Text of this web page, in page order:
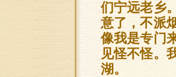
们宁远老乡
意了，不派
像我是专门
见怪不怪。
湖。